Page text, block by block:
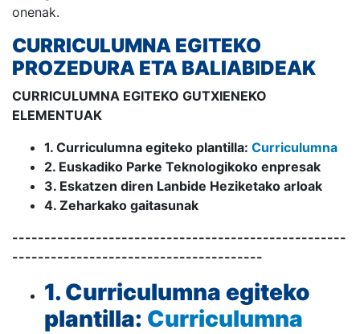
onenak.
CURRICULUMNA EGITEKO
PROZEDURA ETA BALIABIDEAK
CURRICULUMNA EGITEKO GUTXIENEKO
ELEMENTUAK
1. Curriculumna egiteko plantilla: Curriculumna
2. Euskadiko Parke Teknologikoko enpresak
3. Eskatzen diren Lanbide Heziketako arloak
4. Zeharkako gaitasunak
----------------------------------------------------
---------------------------------------
1. Curriculumna egiteko
plantilla: Curriculumna